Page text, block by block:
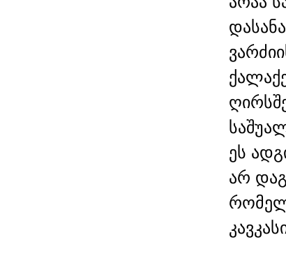
ეს
არ